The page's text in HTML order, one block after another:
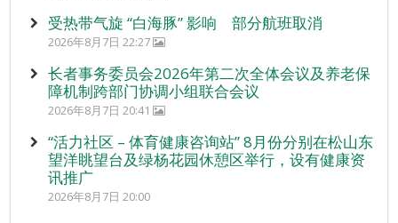
受热带气旋 “白海豚” 影响 部分航班取消
2026年8月7日 22:27
长者事务委员会2026年第二次全体会议及养老保
障机制跨部门协调小组联合会议
2026年8月7日 20:41
“活力社区 – 体育健康咨询站” 8月份分别在松山东
望洋眺望台及绿杨花园休憩区举行，设有健康资
讯推广
2026年8月7日 20:00